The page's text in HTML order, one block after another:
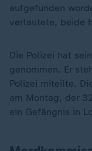
aufgefunden
verlautete, beide
Die Polizei hat
genommen. Er
Polizei miteilte.
am Montag, der
ein Gefängnis in